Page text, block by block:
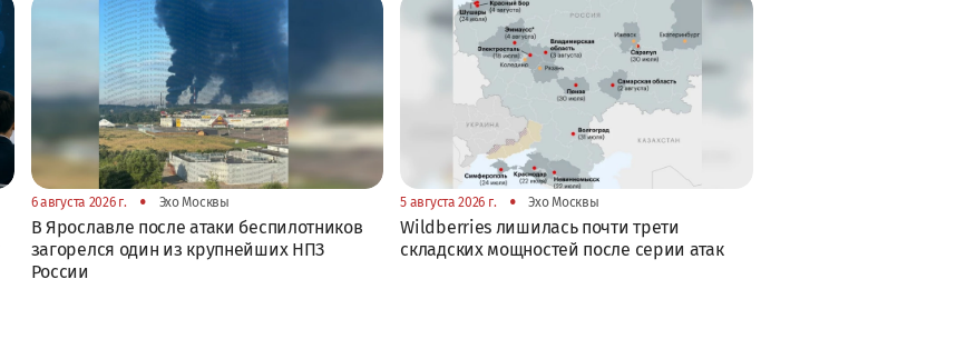
6 августа 2026 г. • Эхо Москвы
В Ярославле после атаки беспилотников
загорелся один из крупнейших НПЗ
России
5 августа 2026 г. • Эхо Москвы
Wildberries лишилась почти трети
складских мощностей после серии атак